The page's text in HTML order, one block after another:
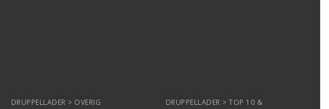
DRUPPELLADER > OVERIG
DRUPPELLADER > TOP 10 &